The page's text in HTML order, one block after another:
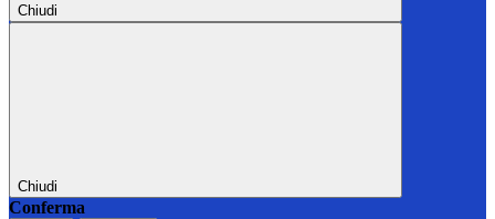
Chiudi
Chiudi
Conferma